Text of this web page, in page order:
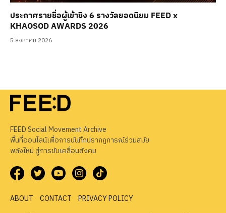
ประกาศรายชื่อผู้เข้าชิง 6 รางวัลยอดนิยม FEED x
KHAOSOD AWARDS 2026
5 สิงหาคม 2026
FEED Social Movement Archive
พื้นที่ออนไลน์เพื่อการบันทึกปรากฏการณ์ร่วมสมัย
พลังใหม่ สู่การขับเคลื่อนสังคม
ABOUT CONTACT
PRIVACY POLICY